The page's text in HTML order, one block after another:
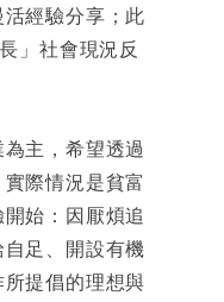
經驗分享；此
」社會現況反
主，希望透過
際情況是貧富
始：因厭煩追
足、開設有機
提倡的理想與